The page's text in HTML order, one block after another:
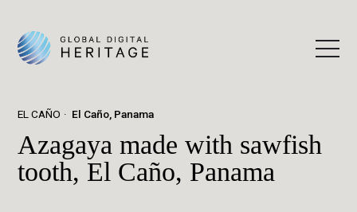
EL CAÑO El Caño, Panama
Azagaya made with sawfish
tooth, El Caño, Panama